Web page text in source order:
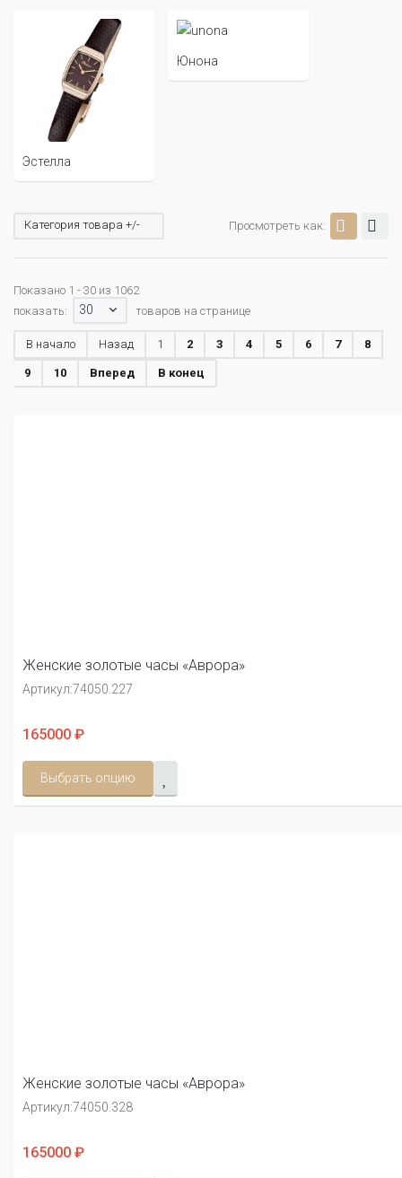
Эстелла
Юнона
Просмотреть как:
Категория товара +/-
Показано 1 - 30 из 1062
показать:
30 товаров на странице
В начало Назад 1 2 3 4 5 6 7 8
9 10 Вперед В конец
Женские золотые часы «Аврора»
Артикул:74050.227
165000 ₽
Выбрать опцию
Женские золотые часы «Аврора»
Артикул:74050.328
165000 ₽